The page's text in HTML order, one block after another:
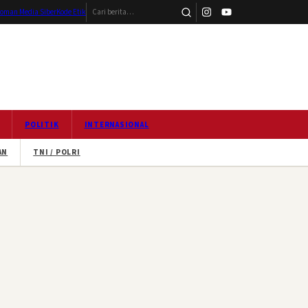
Media SiberKode Etik Cari berita
POLITIK INTERNASIONAL
TNI / POLRI